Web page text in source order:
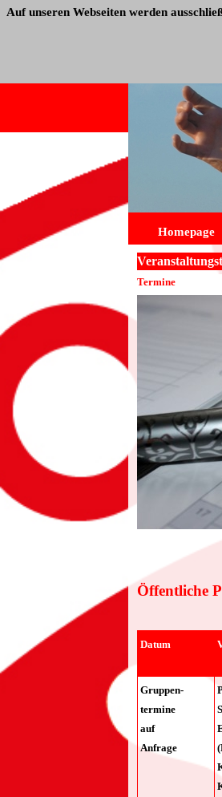
Auf unseren Webseiten werden
Homepage
Termine
Öffentliche
Datum
Gruppen-
termine
auf
Anfrage